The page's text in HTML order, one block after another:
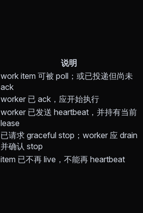
说明
work item 可被 poll；或已投递但尚未
ack
worker 已 ack，应开始执行
worker 已发送 heartbeat，并持有当前
lease
已请求 graceful stop；worker 应 drain
并确认 stop
item 已不再 live，不能再 heartbeat